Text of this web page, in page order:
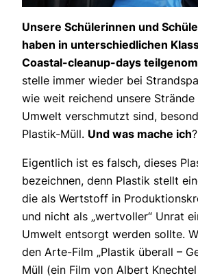
Unsere Schülerinnen und
haben in unterschiedlichen
Coastal-cleanup-days
stelle immer wieder bei
wie weit reichend unsere Strände
Umwelt verschmutzt sind,
Plastik-Müll. Und was mache ich?
Eigentlich ist es falsch, dieses
bezeichnen, denn Plastik stellt
die als Wertstoff in
und nicht als „wertvoller“ Unrat
Umwelt entsorgt werden sollte.
den Arte-Film „Plastik überall –
Müll (ein Film von Albert